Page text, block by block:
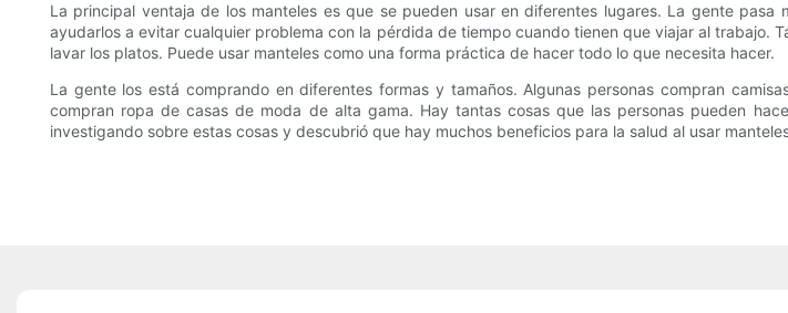
La principal ventaja de los manteles es que se pueden usar en diferentes lugares. La gente
ayudarlos a evitar cualquier problema con la pérdida de tiempo cuando tienen que viajar al trabajo.
lavar los platos. Puede usar manteles como una forma práctica de hacer todo lo que necesita hacer.
La gente los está comprando en diferentes formas y tamaños. Algunas personas compran
compran ropa de casas de moda de alta gama. Hay tantas cosas que las personas pueden
investigando sobre estas cosas y descubrió que hay muchos beneficios para la salud al usar